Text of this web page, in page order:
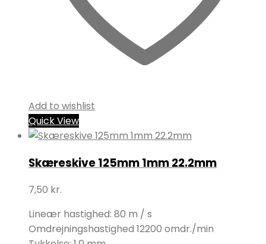
Add to wishlist
Quick View
Skæreskive 125mm 1mm 22.2mm
7,50 kr.
Lineær hastighed: 80 m / s
Omdrejningshastighed 12200 omdr./min